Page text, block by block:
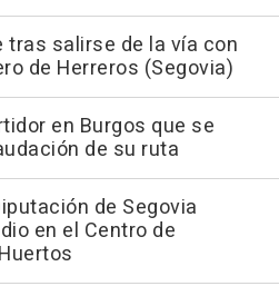
tras salirse de la vía con
de Herreros (Segovia)
en Burgos que se
de su ruta
de Segovia
en el Centro de